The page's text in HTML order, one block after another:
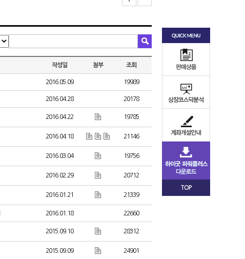
작성일 첨부 조회
2016.05.09 19989
2016.04.28 20178
2016.04.22 19785
2016.04.18 21146
2016.03.04 19756
2016.02.29 20712
2016.01.21 21339
2016.01.18 22660
2015.09.10 28312
2015.09.09 24901
TOP